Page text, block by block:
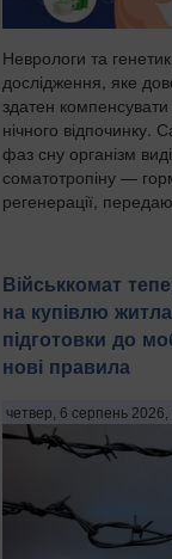
Неврологи та
дослідження, яке
здатен
нічного відпочинку.
фаз сну організм
соматотропіну —
регенерації,
Військкомат
на купівлю
підготовки до
нові правила
четвер, 6 серпень 2026,